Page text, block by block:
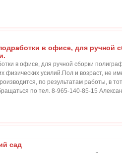
в офисе, для ручной
в офисе, для ручной сборки
физических усилий.Пол и возраст, не
по результатам работы, в
по тел. 8-965-140-85-15
сад